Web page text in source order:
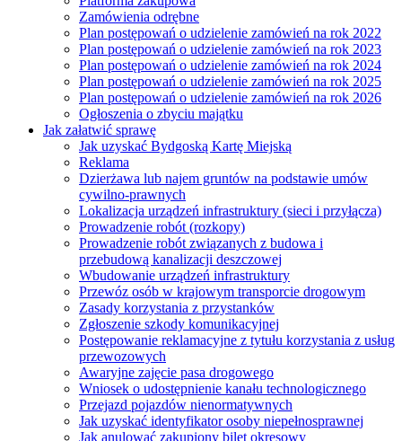
Zamówienia odrębne
Plan postępowań o udzielenie zamówień na rok 2022
Plan postępowań o udzielenie zamówień na rok 2023
Plan postępowań o udzielenie zamówień na rok 2024
Plan postępowań o udzielenie zamówień na rok 2025
Plan postępowań o udzielenie zamówień na rok 2026
Ogłoszenia o zbyciu majątku
Jak załatwić sprawę
Jak uzyskać Bydgoską Kartę Miejską
Reklama
Dzierżawa lub najem gruntów na podstawie umów
cywilno-prawnych
Lokalizacja urządzeń infrastruktury (sieci i przyłącza)
Prowadzenie robót (rozkopy)
Prowadzenie robót związanych z budowa i
przebudową kanalizacji deszczowej
Wbudowanie urządzeń infrastruktury
Przewóz osób w krajowym transporcie drogowym
Zasady korzystania z przystanków
Zgłoszenie szkody komunikacyjnej
Postępowanie reklamacyjne z tytułu korzystania z usług
przewozowych
Awaryjne zajęcie pasa drogowego
Wniosek o udostępnienie kanału technologicznego
Przejazd pojazdów nienormatywnych
Jak uzyskać identyfikator osoby niepełnosprawnej
Jak anulować zakupiony bilet okresowy